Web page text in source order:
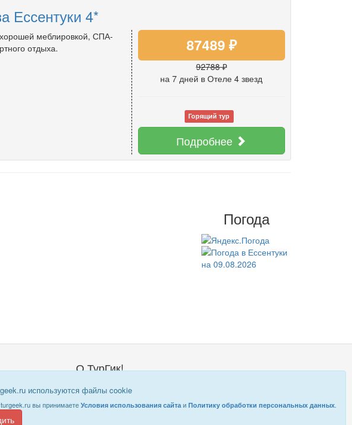
Ессентуки 4*
меблировкой, СПА-
отдыха.
87489 ₽
92788 ₽
на 7 дней в Отеле 4 звезд
Горящий тур
Подробнее
Погода
используются файлы cookie
вы принимаетеУсловия использования сайта и Политику обработки персональных данных.
О ТурГик!
Кто такой ТурГик?
Правовая информация